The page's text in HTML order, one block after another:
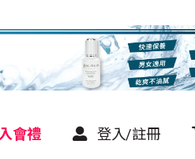
會禮 登入/註冊